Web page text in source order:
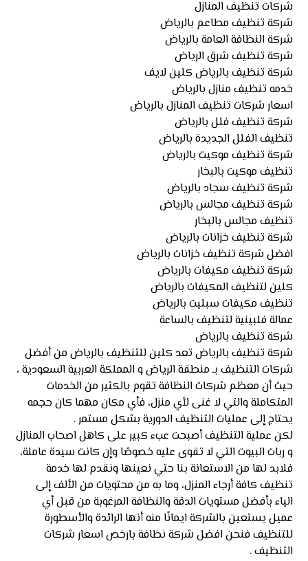
شركات تنظيف المنازل
شركة تنظيف مطاعم بالرياض
شركة النظافة العامة بالرياض
شركة تنظيف شرق الرياض
شركة تنظيف بالرياض كلين لايف
خدمه تنظيف منازل بالرياض
اسعار شركات تنظيف المنازل بالرياض
شركة تنظيف فلل بالرياض
تنظيف الفلل الجديدة بالرياض
شركة تنظيف موكيت بالرياض
تنظيف موكيت بالبخار
شركة تنظيف سجاد بالرياض
شركة تنظيف مجالس بالرياض
تنظيف مجالس بالبخار
شركة تنظيف خزانات بالرياض
افضل شركة تنظيف خزانات بالرياض
شركة تنظيف مكيفات بالرياض
كلين لتنظيف المكيفات بالرياض
تنظيف مكيفات سبليت بالرياض
عمالة فلبينية لتنظيف بالساعة
شركة تنظيف بالرياض
شركة تنظيف بالرياض تعد كلين للتنظيف بالرياض من أفضل
شركات التنظيف بـ منطقة الرياض و المملكة العربية السعودية ،
حيث أن معظم شركات النظافة تقوم بالكثير من الخدمات
المتكاملة والتي لا غنى لأي منزل، فأي مكان مهما كان حجمه
يحتاج إلى عمليات التنظيف الدورية بشكل مستمر .
لكن عملية التنظيف أصبحت عبء كبير على كاهل اصحاب المنازل
و ربات البيوت التي لا تقوى عليه خصوصًا وإن كانت سيدة عاملة،
فلابد لها من الاستعانة بنا حتي نعينها ونقدم لها خدمة
تنظيف كافة أرجاء المنزل، وما به من محتويات من الألف إلى
الياء بأفضل مستويات الدقة والنظافة المرغوبة من قبل أي
عميل يستعين بالشركة ايمانًا منه أنها الرائدة والأسطورة
للتنظيف فنحن افضل شركة نظافة بارخص اسعار شركات
التنظيف .